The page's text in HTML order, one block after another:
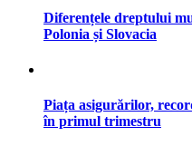
Diferențele dreptului
Polonia și Slovacia
Piața asigurărilor,
în primul trimestru